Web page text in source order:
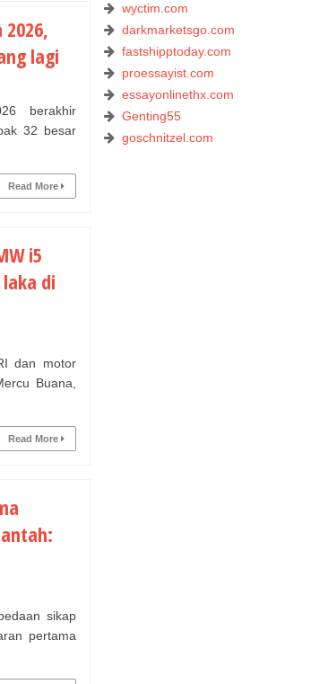
lagi
berakhir
32 besar
Read More
i5
di
dan motor
Buana,
Read More
sikap
pertama
wyctim.com
darkmarketsgo.com
fastshipptoday.com
proessayist.com
essayonlinethx.com
Genting55
goschnitzel.com